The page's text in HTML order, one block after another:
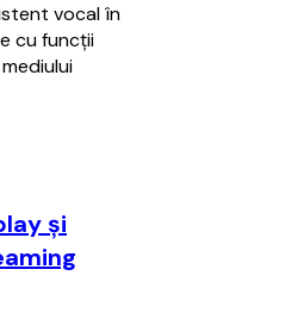
vocal în
cu funcţii
și